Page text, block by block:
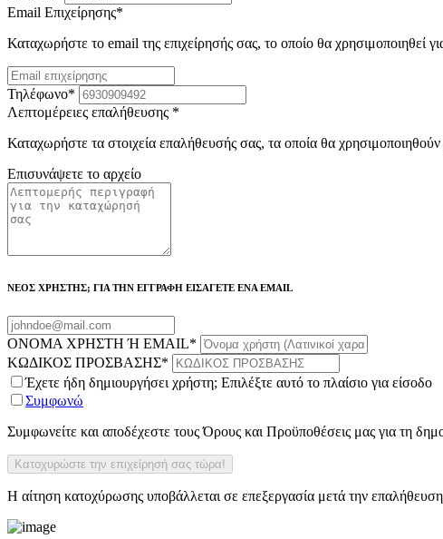
Email Επιχείρησης*
Καταχωρήστε το email της επιχείρησής σας, το οποίο θα χρησιμοποιηθεί
Τηλέφωνο*
Λεπτομέρειες επαλήθευσης *
Καταχωρήστε τα στοιχεία επαλήθευσής σας, τα οποία θα
Επισυνάψετε το αρχείο
ΝΕΟΣ ΧΡΗΣΤΗΣ; ΓΙΑ ΤΗΝ ΕΓΓΡΑΦΗ ΕΙΣΑΓΕΤΕ ΕΝΑ EMAIL
ΟΝΟΜΑ ΧΡΗΣΤΗ Ή EMAIL*
ΚΩΔΙΚΟΣ ΠΡΟΣΒΑΣΗΣ*
Έχετε ήδη δημιουργήσει χρήστη; Επιλέξτε αυτό το πλαίσιο για είσοδο
Συμφωνώ
Συμφωνείτε και αποδέχεστε τους Όρους και Προϋποθέσεις μας για τη
Η αίτηση κατοχύρωσης υποβάλλεται σε επεξεργασία μετά την